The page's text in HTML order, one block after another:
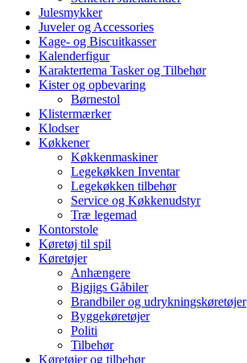
Julesmykker
Juveler og Accessories
Kage- og Biscuitkasser
Kalenderfigur
Karaktertema Tasker og Tilbehør
Kister og opbevaring
Børnestol
Klistermærker
Klodser
Køkkener
Køkkenmaskiner
Legekøkken Inventar
Legekøkken tilbehør
Service og Køkkenudstyr
Træ legemad
Kontorstole
Køretøj til spil
Køretøjer
Anhængere
Bigjigs Gåbiler
Brandbiler og udrykningskøretøjer
Byggekøretøjer
Politi
Tilbehør
Køretøjer og tilbehør